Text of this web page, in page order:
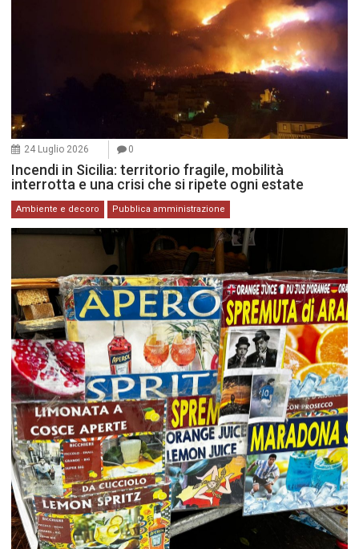
24 Luglio 2026 0
Incendi in Sicilia: territorio fragile, mobilità
interrotta e una crisi che si ripete ogni estate
Ambiente e decoro Pubblica amministrazione